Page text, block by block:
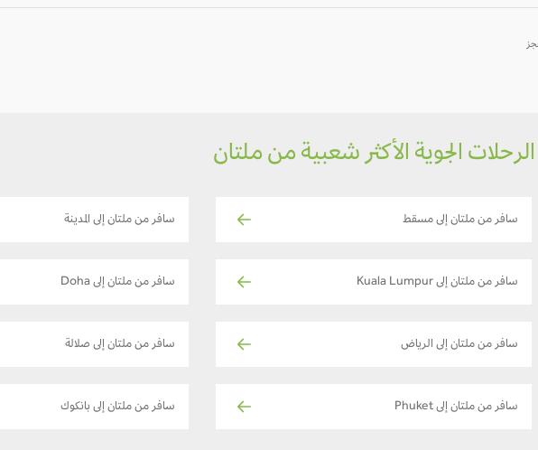
الرحلات الجوية الأكثر شعبية من ملتان
سافر من ملتان إلى مسقط سافر من ملتان إلى المدينة
سافر من ملتان إلى Kuala Lumpur سافر من ملتان إلى Doha
سافر من ملتان إلى الرياض سافر من ملتان إلى صلالة
سافر من ملتان إلى Phuket سافر من ملتان إلى بانكوك